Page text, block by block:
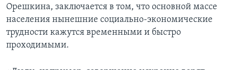
Орешкина, заключается в том, что основной массе
населения нынешние социально-экономические
трудности кажутся временными и быстро
проходимыми.